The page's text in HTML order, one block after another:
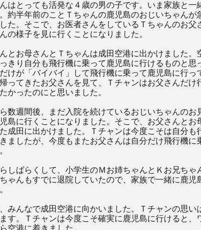
はとっても活発な４歳の男の子です。いま家族と一
約半年前のことＴちゃんの鹿児島のおじいちゃんが
た。そこで、お医者さんをしているＴちゃんのお父
の様子を見に行くことになりました。
とお母さんとＴちゃんは成田空港に出かけました。
きり自分も飛行機に乗って鹿児島に行けるものと思
けが「バイバイ」して飛行機に乗って鹿児島に行っ
ってきたお父さんを見て、Ｔチャンはお父さんだけ
かったのにと思いました。
数週間後、まだ入院を続けているおじいちゃんのお
島に行くことになりました。そこで、お父さんとお
成田に出かけました。Ｔチャンは今度こそは自分も
ましたが、今度もまたお父さんは自分だけ飛行機に
しばらくして、小学生のＭお姉ちゃんとＫお兄ちゃ
ゃんもすでに退院していたので、家族で一緒に鹿児
みんなで成田空港に向かいました。Ｔチャンの思い
す。Ｔチャンは今度こそ確実に鹿児島に行けると、